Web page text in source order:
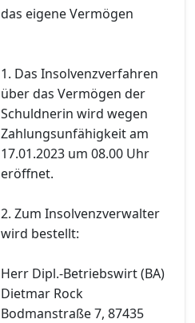
das eigene Vermögen
1. Das Insolvenzverfahren
über das Vermögen der
Schuldnerin wird wegen
Zahlungsunfähigkeit am
17.01.2023 um 08.00 Uhr
eröffnet.
2. Zum Insolvenzverwalter
wird bestellt:
Herr Dipl.-Betriebswirt (BA)
Dietmar Rock
Bodmanstraße 7, 87435